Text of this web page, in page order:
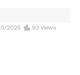
2025 93 Views